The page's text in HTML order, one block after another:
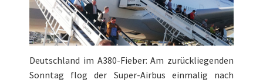
Deutschland im A380-Fieber: Am zurückliegenden
Sonntag flog der Super-Airbus einmalig nach